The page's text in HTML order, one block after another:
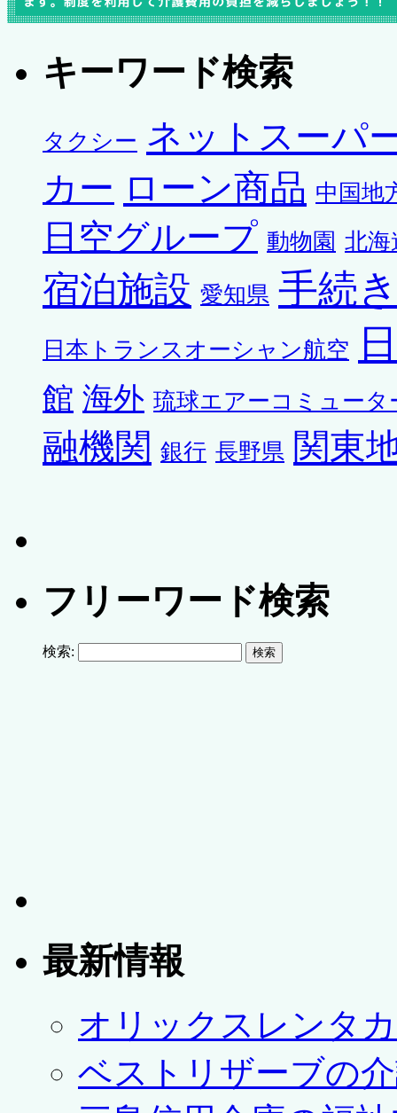
キーワード検索
タクシー ネットスーパ
カー ローン商品 中国地
日空グループ 動物園 北海
宿泊施設 愛知県 手続
日本トランスオーシャン航空
館 海外 琉球エアーコミュータ
融機関 銀行 長野県 関東
フリーワード検索
検索:
最新情報
オリックスレンタ
ベストリザーブの